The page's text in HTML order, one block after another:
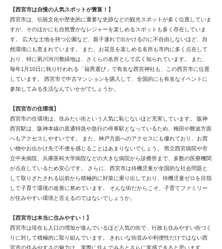
【西宮市は自慢の人気スポットが豊富！】
西宮市は、伝統文化や歴史的に重要な史跡などの観光スポットが多く位置していま
すが、そのほかにも自然豊かなレジャーを楽しめるスポットも多く存在していま
す。 広大な土地を持つ公園など、親子連れで出かけるのに不自由しないほど、自
然環境にも恵まれています。 また、お花見を楽しめる名所も市内に多く点在して
おり、特に夙川河川敷緑地は、さくらの名所として広く知られています。 また、
毎年1月10日に執り行われる「福男選び」で有名な西宮神社も、この西宮市に位置
しています。 西宮市で中古マンションを購入して、全国的にも有名なイベントに
参加してみる生活なんていかがでしょうか。
【西宮市の住環境】
西宮市の住環境は、住みたい街という人気に恥じないほど充実しています。 阪神
西宮駅は、阪神本線の直通特急や急行の停車駅となっているため、梅田や難波方面
へもアクセスしやすいです。 また、神戸方面へのアクセスにも優れており、お買
い物やお出かけ先で不便を感じることはあまりないでしょう。 県立西宮病院や市
立中央病院、兵庫医科大学病院などの大きな病院から診療所まで、多数の医療機関
が点在しているため安心です。 さらに、西宮市は待機児童が全国的な社会問題と
して取りざたされる以前から積極的に対策に乗り出しており、待機児童ゼロを目指
して子育て環境の改善に努めています。 そんな街だからこそ、子育てファミリー
が住みやすい環境と言えるのではないでしょうか。
【西宮市は本当に住みやすい！】
西宮市は現在も人口の増加が進んでいるほど人気の街で、行政も住みやすい街づく
りに対して積極的に取り組んでいます。 きれいな街並みや利便性だけではない西
宮市の住みやすさの魅力は、実際に住んでみるとさらに実感できると思います。